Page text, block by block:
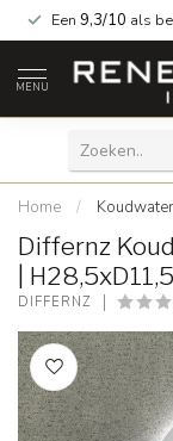
Een 9,3/10 als
MENU
Home /
Differnz
|
DIFFERNZ